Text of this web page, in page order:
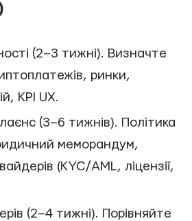
(2–3 тижні). Визначте
ринки,
KPI UX.
(3–6 тижнів). Політика
меморандум,
(KYC/AML, ліцензії,
(2–4 тижні). Порівняйте